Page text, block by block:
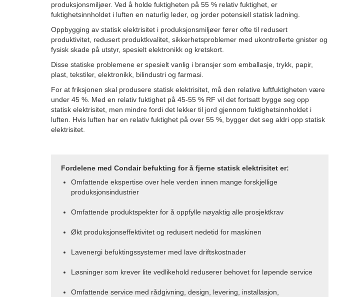
produksjonsmiljøer. Ved å holde fuktigheten på 55 % relativ fuktighet, er
fuktighetsinnholdet i luften en naturlig leder, og jorder potensiell statisk ladning.
Oppbygging av statisk elektrisitet i produksjonsmiljøer fører ofte til redusert
produktivitet, redusert produktkvalitet, sikkerhetsproblemer med ukontrollerte gnister og
fysisk skade på utstyr, spesielt elektronikk og kretskort.
Disse statiske problemene er spesielt vanlig i bransjer som emballasje, trykk, papir,
plast, tekstiler, elektronikk, bilindustri og farmasi.
For at friksjonen skal produsere statisk elektrisitet, må den relative luftfuktigheten være
under 45 %. Med en relativ fuktighet på 45-55 % RF vil det fortsatt bygge seg opp
statisk elektrisitet, men mindre fordi det lekker til jord gjennom fuktighetsinnholdet i
luften. Hvis luften har en relativ fuktighet på over 55 %, bygger det seg aldri opp statisk
elektrisitet.
Fordelene med Condair befukting for å fjerne statisk elektrisitet er:
Omfattende ekspertise over hele verden innen mange forskjellige
produksjonsindustrier
Omfattende produktspekter for å oppfylle nøyaktig alle prosjektkrav
Økt produksjonseffektivitet og redusert nedetid for maskinen
Lavenergi befuktingssystemer med lave driftskostnader
Løsninger som krever lite vedlikehold reduserer behovet for løpende service
Omfattende service med rådgivning, design, levering, installasjon,